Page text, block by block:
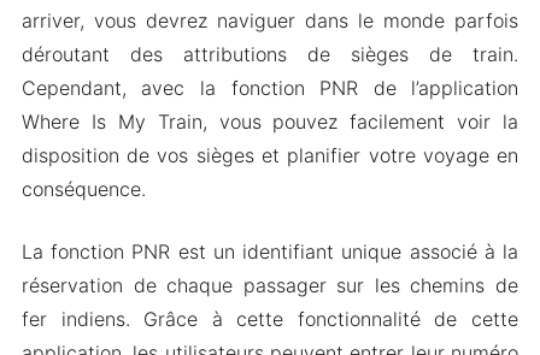
arriver, vous devrez naviguer dans le monde parfois
déroutant des attributions de sièges de train.
Cependant, avec la fonction PNR de l’application
Where Is My Train, vous pouvez facilement voir la
disposition de vos sièges et planifier votre voyage en
conséquence.
La fonction PNR est un identifiant unique associé à la
réservation de chaque passager sur les chemins de
fer indiens. Grâce à cette fonctionnalité de cette